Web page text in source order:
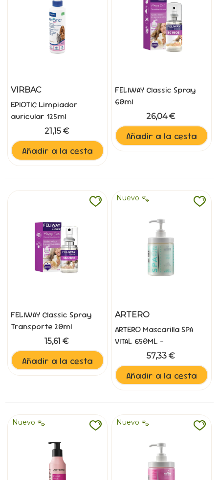
VIRBAC
EPIOTIC Limpiador
auricular 125ml
21,15 €
Añadir a la cesta
FELIWAY Classic Spray
60ml
26,04 €
Añadir a la cesta
FELIWAY Classic Spray
Transporte 20ml
15,61 €
Añadir a la cesta
Nuevo
ARTERO
ARTERO Mascarilla SPA
VITAL 650ML -
Tratamiento Spa
Premium
57,33 €
Añadir a la cesta
Nuevo Nuevo